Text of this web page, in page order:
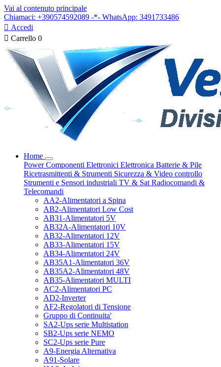
Vai al contenuto principale
Chiamaci: +390574592089 -*- WhatsApp: 3491733486
 Accedi
 Carrello 0
Home
PowerComponenti Elettronici Elettronica Batterie & Pile
Ricetrasmittenti & Strumenti Sicurezza & Video controllo
Strumenti e Sensori industriali TV & Sat Radiocomandi &
Telecomandi
AA2-Alimentatori a Spina
AB2-Alimentatori Low Cost
AB31-Alimentatori 5V
AB32A-Alimentatori 10V
AB32-Alimentatori 12V
AB33-Alimentatori 15V
AB34-Alimentatori 24V
AB35A1-Alimentatori 36V
AB35A2-Alimentatori 48V
AB35-Alimentatori MULTI
AC2-Alimentatori PC
AD2-Inverter
AF2-Regolatori di Tensione
Gruppo di Continuita'
SA2-Ups serie Multistation
SB2-Ups serie NEMO
SC2-Ups serie Pure
A9-Energia Alternativa
A91-Solare